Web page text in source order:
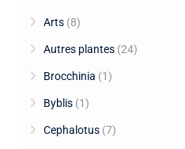
Arts (8)
Autres plantes (24)
Brocchinia (1)
Byblis (1)
Cephalotus (7)